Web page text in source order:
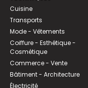
Cuisine
Transports
Mode - Vêtements
Coiffure - Esthétique -
Cosmétique
Commerce - Vente
Bâtiment - Architecture
Électricité